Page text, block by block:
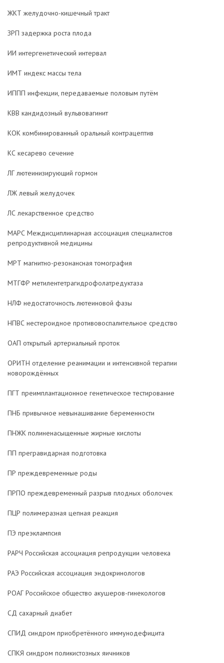
ЖКТ желудочно-кишечный тракт
ЗРП задержка роста плода
ИИ интергенетический интервал
ИМТ индекс массы тела
ИППП инфекции, передаваемые половым путём
КВВ кандидозный вульвовагинит
КОК комбинированный оральный контрацептив
КС кесарево сечение
ЛГ лютеинизирующий гормон
ЛЖ левый желудочек
ЛС лекарственное средство
МАРС Междисциплинарная ассоциация специалистов
репродуктивной медицины
МРТ магнитно-резонансная томография
МТГФР метилентетрагидрофолатредуктаза
НЛФ недостаточность лютеиновой фазы
НПВС нестероидное противовоспалительное средство
ОАП открытый артериальный проток
ОРИТН отделение реанимации и интенсивной терапии
новорождённых
ПГТ преимплантационное генетическое тестирование
ПНБ привычное невынашивание беременности
ПНЖК полиненасыщенные жирные кислоты
ПП прегравидарная подготовка
ПР преждевременные роды
ПРПО преждевременный разрыв плодных оболочек
ПЦР полимеразная цепная реакция
ПЭ преэклампсия
РАРЧ Российская ассоциация репродукции человека
РАЭ Российская ассоциация эндокринологов
РОАГ Российское общество акушеров-гинекологов
СД сахарный диабет
СПИД синдром приобретённого иммунодефицита
СПКЯ синдром поликистозных яичников